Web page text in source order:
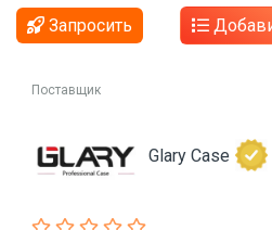
Запросить
Поставщик
Glary Case